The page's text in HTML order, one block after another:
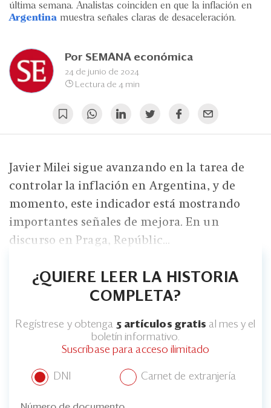
Edición Impresa
última semana. Analistas coinciden en que la inflación en
Argentina muestra señales claras de desaceleración.
Por SEMANA económica
24 de junio de 2024
Lectura de 4 min
Javier Milei sigue avanzando en la tarea de
controlar la inflación en Argentina, y de
momento, este indicador está mostrando
importantes señales de mejora. En un
discurso en Praga, Repúblic...
¿QUIERE LEER LA HISTORIA
COMPLETA?
Regístrese y obtenga 5 artículos gratis al mes y el
boletín informativo.
Suscríbase para acceso ilimitado
DNI Carnet de extranjería